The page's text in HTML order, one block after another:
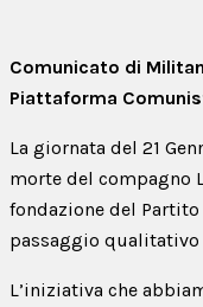
Comunicato di
Piattaforma
La giornata del 21
morte del compagno
fondazione del
passaggio qualitativo
L’iniziativa che